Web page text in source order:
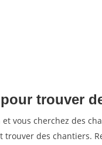
trouver
vous cherchez des
trouver des chantiers.